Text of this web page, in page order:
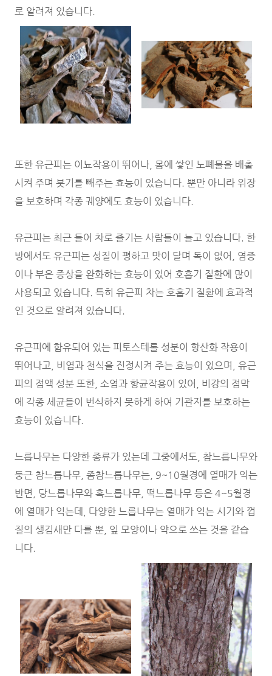
로 알려져 있습니다.
또한 유근피는 이뇨작용이 뛰어나, 몸에 쌓인 노폐물을 배출
시켜 주며 붓기를 빼주는 효능이 있습니다. 뿐만 아니라 위장
을 보호하며 각종 궤양에도 효능이 있습니다.
유근피는 최근 들어 차로 즐기는 사람들이 늘고 있습니다. 한
방에서도 유근피는 성질이 평하고 맛이 달며 독이 없어, 염증
이나 부은 증상을 완화하는 효능이 있어 호흡기 질환에 많이
사용되고 있습니다. 특히 유근피 차는 호흡기 질환에 효과적
인 것으로 알려져 있습니다.
유근피에 함유되어 있는 피토스테롤 성분이 항산화 작용이
뛰어나고, 비염과 천식을 진정시켜 주는 효능이 있으며, 유근
피의 점액 성분 또한, 소염과 항균작용이 있어, 비강의 점막
에 각종 세균들이 번식하지 못하게 하여 기관지를 보호하는
효능이 있습니다.
느릅나무는 다양한 종류가 있는데 그중에서도, 참느릅나무와
둥근 참느릅나무, 좀참느릅나무는, 9~10월경에 열매가 익는
반면, 당느릅나무와 혹느릅나무, 떡느릅나무 등은 4~5월경
에 열매가 익는데, 다양한 느릅나무는 열매가 익는 시기와 껍
질의 생김새만 다를 뿐, 잎 모양이나 약으로 쓰는 것을 같습
니다.